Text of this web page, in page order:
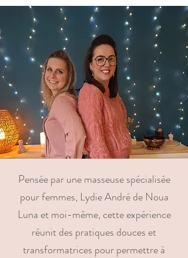
Pensée par une masseuse spécialisée
pour femmes, Lydie André de Noua
Luna et moi-même, cette expérience
réunit des pratiques douces et
transformatrices pour permettre à